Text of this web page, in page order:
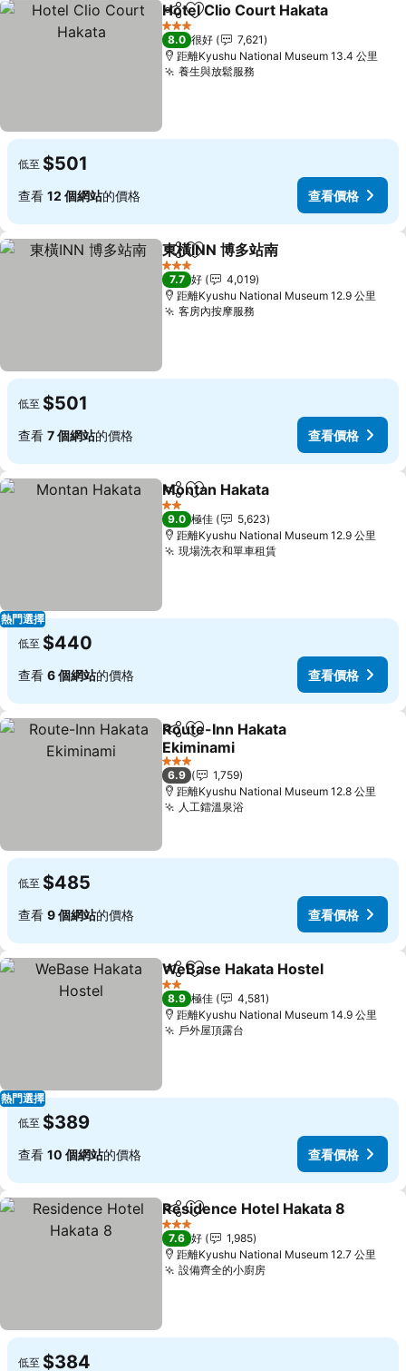
分享 放到收藏夾
Hotel Clio Court Hakata
3 星級
8.0 很好
7,621
距離Kyushu National Museum 13.4 公里
養生與放鬆服務
低至 $501
查看 12 個網站的價格 查看價格
分享 放到收藏夾
東橫INN 博多站南
3 星級
7.7 好
4,019
距離Kyushu National Museum 12.9 公里
客房內按摩服務
低至 $501
查看 7 個網站的價格 查看價格
熱門選擇
分享 放到收藏夾
Montan Hakata
2 星級
9.0 極佳
5,623
距離Kyushu National Museum 12.9 公里
現場洗衣和單車租賃查看價格
低至 $440
查看 6 個網站的價格 查看價格
分享 放到收藏夾
Route-Inn Hakata
Ekiminami
查看價格
3 星級
6.9
1,759
距離Kyushu National Museum 12.8 公里
人工鐳溫泉浴查看價格
低至 $485
查看 9 個網站的價格 查看價格
熱門選擇
分享 放到收藏夾
WeBase Hakata Hostel
2 星級
8.9 極佳
4,581
距離Kyushu National Museum 14.9 公里
戶外屋頂露台
低至 $389
查看 10 個網站的價格 查看價格
分享 放到收藏夾
Residence Hotel Hakata 8
3 星級
7.6 好
1,985
距離Kyushu National Museum 12.7 公里
設備齊全的小廚房查看價格
低至 $384